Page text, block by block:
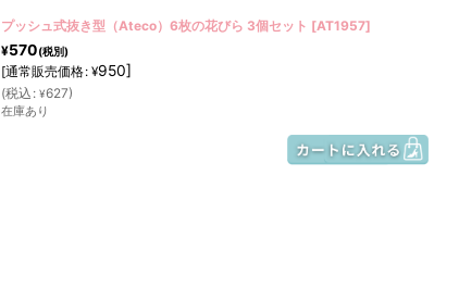
プッシュ式抜き型（Ateco）6枚の花びら 3個セット [AT1957]
¥570(税別)
[通常販売価格: ¥950]
(税込 : ¥627)
在庫あり